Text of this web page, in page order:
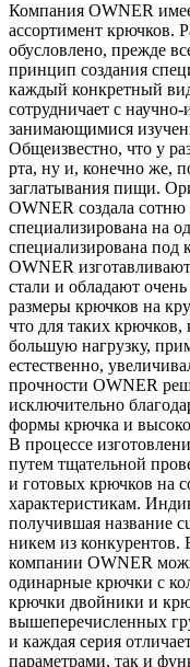
Компания OWNER
ассортимент крючков.
обусловлено, прежде
принцип создания
каждый конкретный
сотрудничает с
занимающимися
Общеизвестно, что у
рта, ну и, конечно же,
заглатывания пищи.
OWNER создала
специализирована на
специализирована под
OWNER
стали и обладают
размеры крючков на
что для таких
большую нагрузку,
естественно,
прочности OWNER
исключительно
формы крючка и
В процессе
путем тщательной
и готовых крючков на
характеристикам.
получившая название
никем из конкурентов.
компании OWNER
одинарные крючки с
крючки двойники и
вышеперечисленных
и каждая серия
параметрами, так и